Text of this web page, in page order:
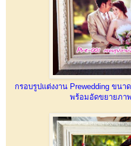
กรอบรูปแต่งงาน Prewedding ขน
พร้อมอัดขยายภา